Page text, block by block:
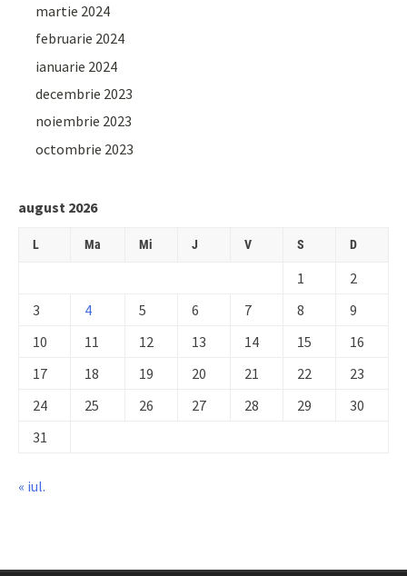
martie 2024
februarie 2024
ianuarie 2024
decembrie 2023
noiembrie 2023
octombrie 2023
august 2026
L Ma Mi J V S D
1
2
3
4 5 6 7 8
9
10
11 12 13 14 15
16
17
18 19 20 21 22
23
24
25 26 27 28 29
30
31
« iul.